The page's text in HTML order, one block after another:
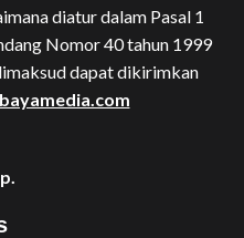
diatur dalam Pasal 1
Nomor 40 tahun 1999
dapat dikirimkan